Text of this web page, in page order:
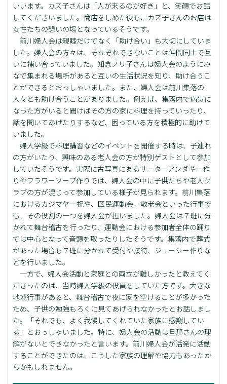
いいます。カズ子さんは「人が来るのが好き」と、笑顔でお話
してくださいました。商店をしめた後も、カズ子さんのお店は
女性たちの憩いの場となっているそうです。
前川婦人会は親睦だけでなく「助け合い」も大切にしていま
した。婦人会の方々は、それぞれできないことは仲間同士で互
いに補い合っていました。知念ノリ子さんは婦人会のようにみ
なで集まれる場所があると互いの生活状況を知り、助け合うこ
とができるとおっしゃいました。また、婦人会は前川集落の
人々とも助け合うことがありました。例えば、集落内で病気に
なった方がいると聞けばその方の家に料理を持っていったり、
話を聞いてあげたりするなど、困っている方を積極的に助けて
いました。
婦人学級で料理講習などのイベントを開催する時は、子連れ
の方がいたり、興味のある老人会の方が特別ゲストとして参加
していたそうです。実際に古写真にあるサーターアンダギー作
りやフラワーソープ作りでは、婦人会の中に子供たちや老人ク
ラブの方が混じって参加している様子が見られます。前川集落
におけるカジマヤー祝や、区民運動会、敬老会といった行事で
も、その役割の一つを婦人会が担いました。婦人会は７班に分
かれて舞台稽古を行ったり、運動会における参加者全体の踊り
では中心となって音頭を取ったりしたそうです。集落内で葬式
があった場合も７班に分かれて受付や接待、ジューシー作りな
どを行いました。
一方で、婦人会活動と家庭との両立が難しかったと教えてく
ださったのは、当時婦人学級の役員をしていた方です。大きな
地域行事があると、舞台稽古で夜に家を空けることが多かった
ため、子供の勉強もろくに見てあげられなかったとお話しまし
た。「それでも、よく我慢してくれていた家族に感謝してい
る」とおっしゃいました。特に、婦人会の活動は旦那さんの理
解がないとできなかったと言います。前川婦人会が活発に活動
することができたのは、こうした家族の理解や協力もあったか
らかもしれません。